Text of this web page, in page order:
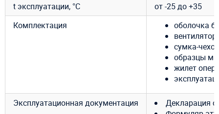
t эксплуатации, °C
от -25 до +35
Комплектация
оболочка
сумка-
образцы
жилет
Эксплуатационная документация
Декларация